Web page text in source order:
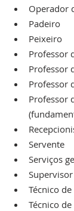
Operador
Padeiro
Peixeiro
Professor
Professor
Professor
Professor
Servente
Serviços
Técnico
Técnico